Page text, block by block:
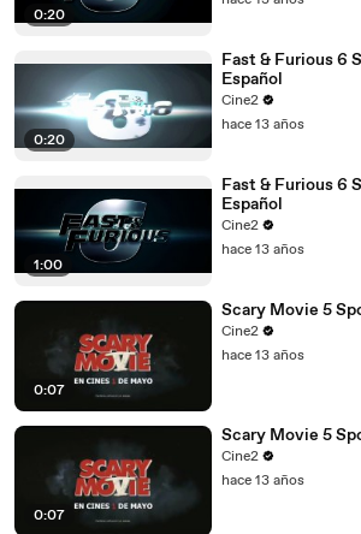
0:20
0:20
Fast & Furious 6
Español
Cine2
hace 13 años
1:00
Fast & Furious 6
Español
Cine2
hace 13 años
0:07
Scary Movie 5
Cine2
hace 13 años
0:07
Scary Movie 5
Cine2
hace 13 años